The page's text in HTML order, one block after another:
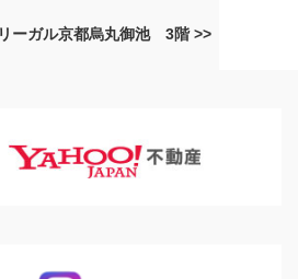
リーガル京都烏丸御池 3階 >>